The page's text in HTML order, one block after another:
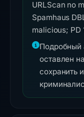
URLScan no
Spamhaus
malicious; PD
Подробный
оставлен
сохранить